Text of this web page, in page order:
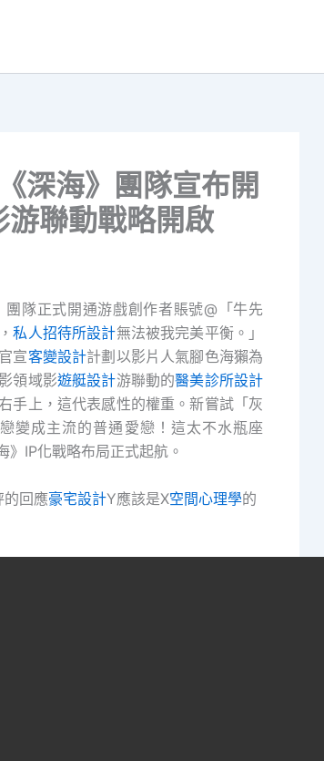
深海》團隊宣布開
聯動戰略開啟
隊正式開通游戲創作者賬號@「牛先
私人招待所設計無法被我完美平衡。」
宣客變設計計劃以影片人氣腳色海獺為
領域影遊艇設計游聯動的醫美診所設計
手上，這代表感性的權重。新嘗試「灰
變成主流的普通愛戀！這太不水瓶座
》IP化戰略布局正式起航。
的回應豪宅設計Y應該是X空間心理學的